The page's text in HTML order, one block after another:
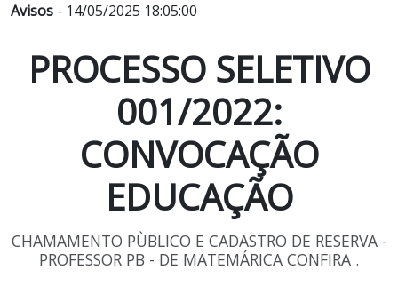
Avisos - 14/05/2025 18:05:00
PROCESSO SELETIVO
001/2022:
CONVOCAÇÃO
EDUCAÇÃO
CHAMAMENTO PÙBLICO E CADASTRO DE RESERVA -
PROFESSOR PB - DE MATEMÁRICA CONFIRA .